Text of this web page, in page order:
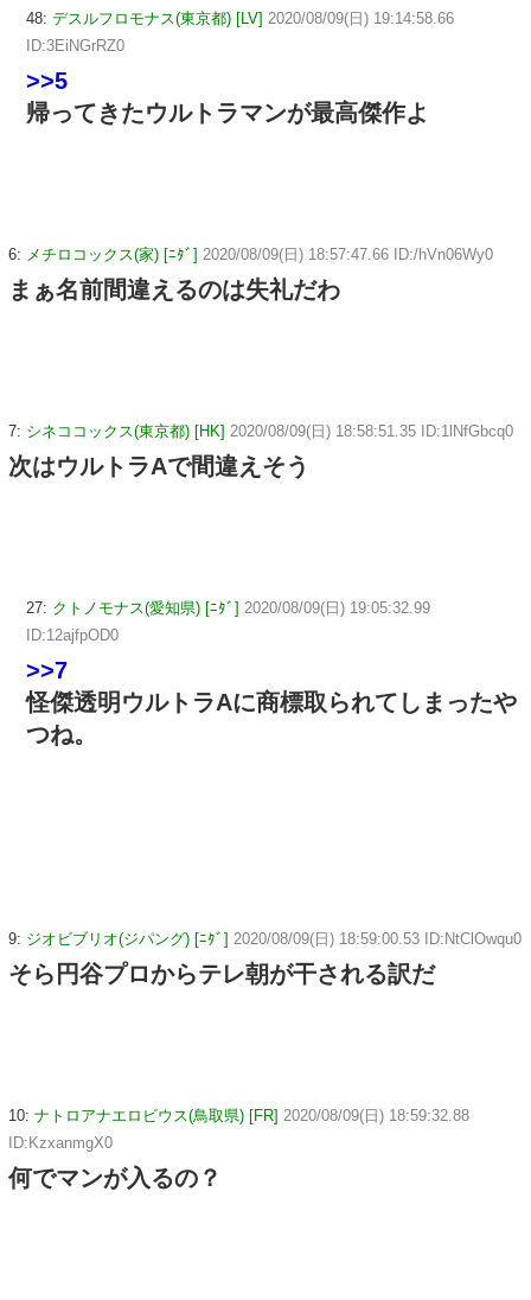
48: デスルフロモナス(東京都) [LV] 2020/08/09(日) 19:14:58.66
ID:3EiNGrRZ0
>>5
帰ってきたウルトラマンが最高傑作よ
6: メチロコックス(家) [ﾆﾀﾞ] 2020/08/09(日) 18:57:47.66 ID:/hVn06Wy0
まぁ名前間違えるのは失礼だわ
7: シネココックス(東京都) [HK] 2020/08/09(日) 18:58:51.35 ID:1lNfGbcq0
次はウルトラAで間違えそう
27: クトノモナス(愛知県) [ﾆﾀﾞ] 2020/08/09(日) 19:05:32.99
ID:12ajfpOD0
>>7
怪傑透明ウルトラAに商標取られてしまったや
つね。
9: ジオビブリオ(ジパング) [ﾆﾀﾞ] 2020/08/09(日) 18:59:00.53 ID:NtClOwqu0
そら円谷プロからテレ朝が干される訳だ
10: ナトロアナエロビウス(鳥取県) [FR] 2020/08/09(日) 18:59:32.88
ID:KzxanmgX0
何でマンが入るの？